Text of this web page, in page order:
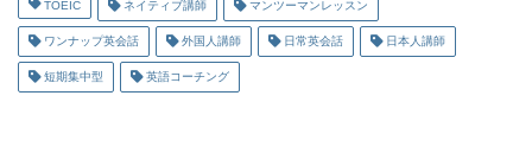
TOEIC ネイティブ講師 マンツーマンレッスン
ワンナップ英会話 外国人講師 日常英会話 日本人講師
短期集中型 英語コーチング